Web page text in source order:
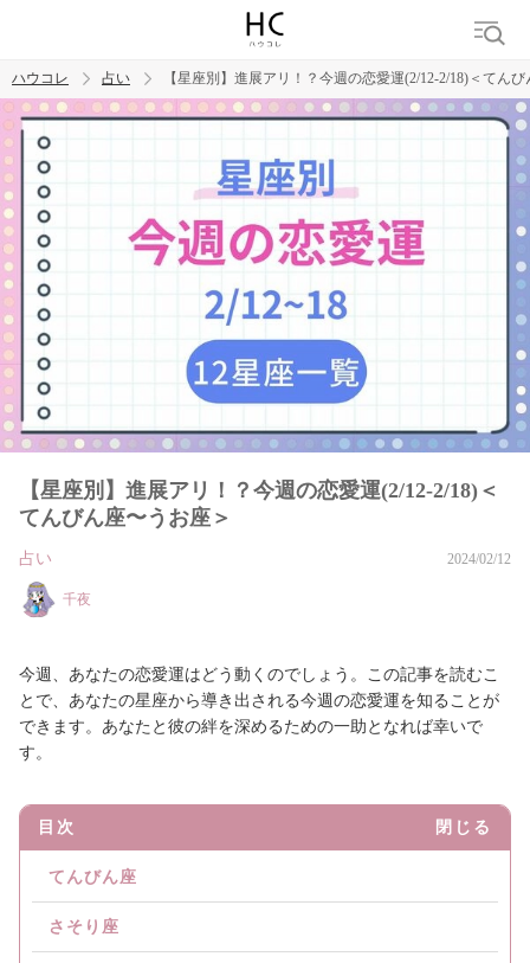
トレンド ワード
ハウコレ 占い 【星座別】進展アリ！？今週の恋愛運(2/12-2/18)＜てん
【星座別】進展アリ！？今週の恋愛運(2/12-2/18)＜
てんびん座〜うお座＞
占い 2024/02/12
千夜
今週、あなたの恋愛運はどう動くのでしょう。この記事を読むこ
とで、あなたの星座から導き出される今週の恋愛運を知ることが
できます。あなたと彼の絆を深めるための一助となれば幸いで
す。
目次 閉じる
てんびん座
さそり座